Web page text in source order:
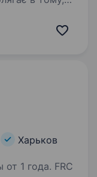
необхідні
Харьков
года. FRC